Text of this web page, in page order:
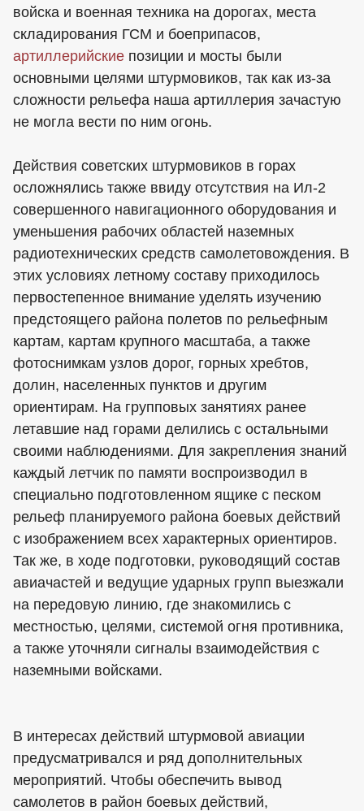
войска и военная техника на дорогах, места
складирования ГСМ и боеприпасов,
артиллерийские позиции и мосты были
основными целями штурмовиков, так как из-за
сложности рельефа наша артиллерия зачастую
не могла вести по ним огонь.
Действия советских штурмовиков в горах
осложнялись также ввиду отсутствия на Ил-2
совершенного навигационного оборудования и
уменьшения рабочих областей наземных
радиотехнических средств самолетовождения. В
этих условиях летному составу приходилось
первостепенное внимание уделять изучению
предстоящего района полетов по рельефным
картам, картам крупного масштаба, а также
фотоснимкам узлов дорог, горных хребтов,
долин, населенных пунктов и другим
ориентирам. На групповых занятиях ранее
летавшие над горами делились с остальными
своими наблюдениями. Для закрепления знаний
каждый летчик по памяти воспроизводил в
специально подготовленном ящике с песком
рельеф планируемого района боевых действий
с изображением всех характерных ориентиров.
Так же, в ходе подготовки, руководящий состав
авиачастей и ведущие ударных групп выезжали
на передовую линию, где знакомились с
местностью, целями, системой огня противника,
а также уточняли сигналы взаимодействия с
наземными войсками.
В интересах действий штурмовой авиации
предусматривался и ряд дополнительных
мероприятий. Чтобы обеспечить вывод
самолетов в район боевых действий,